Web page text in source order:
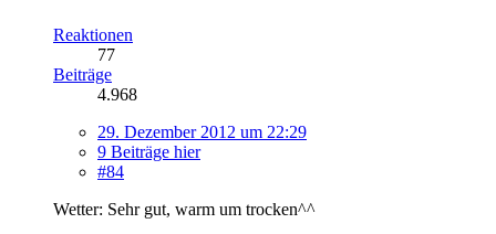
Reaktionen
77
Beiträge
4.968
29. Dezember 2012 um 22:29
9 Beiträge hier
#84
Wetter: Sehr gut, warm um trocken^^